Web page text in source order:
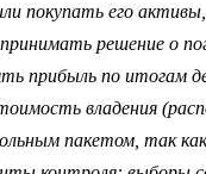
покупать его активы,
решение о
прибыль по итогам
владения
пакетом, так как